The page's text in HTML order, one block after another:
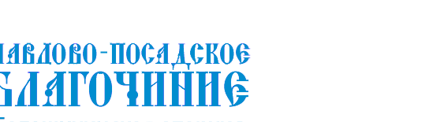
ПАВЛОВО-